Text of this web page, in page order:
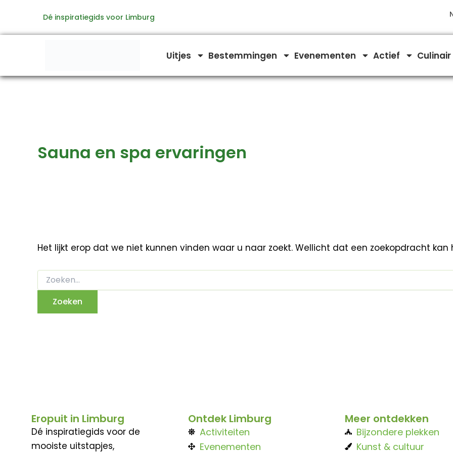
de
Dé inspiratiegids voor Limburg
Uitjes Bestemmingen Evenementen Actief Culinair
Sauna en spa ervaringen
Het lijkt erop dat we niet kunnen vinden waar u naar zoekt. Wellicht dat een zoekopdracht kan
naar:
Eropuit in Limburg
Dé inspiratiegids voor de
mooiste uitstapjes,
Ontdek Limburg
Activiteiten
Evenementen
Meer ontdekken
Bijzondere plekken
Kunst & cultuur